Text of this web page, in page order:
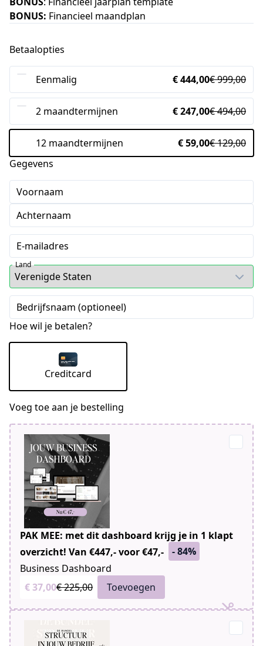
BONUS: Financieel maandplan
Betaalopties
Eenmalig € 444,00€ 999,00
2 maandtermijnen € 247,00€ 494,00
12 maandtermijnen € 59,00€ 129,00
Gegevens
Voornaam
Achternaam
E-mailadres
Land
Bedrijfsnaam (optioneel)
Hoe wil je betalen?
Creditcard
Voeg toe aan je bestelling
PAK MEE: met dit dashboard krijg je in 1 klapt
overzicht! Van €447,- voor €47,-
- 84%
Business Dashboard
€ 37,00€ 225,00 Toevoegen